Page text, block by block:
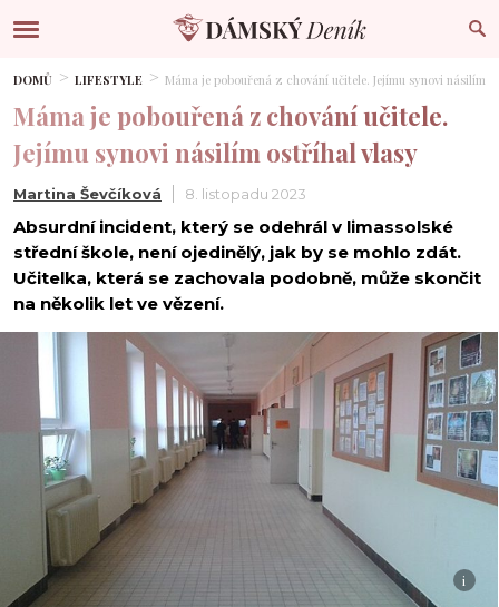
DOMŮ LIFESTYLE Máma je pobouřená z chování učitele. Jejímu synovi násilím
Máma je pobouřená z chování učitele.
Jejímu synovi násilím ostříhal vlasy
Martina Ševčíková 8. listopadu 2023
Absurdní incident, který se odehrál v limassolské
střední škole, není ojedinělý, jak by se mohlo zdát.
Učitelka, která se zachovala podobně, může skončit
na několik let ve vězení.
i